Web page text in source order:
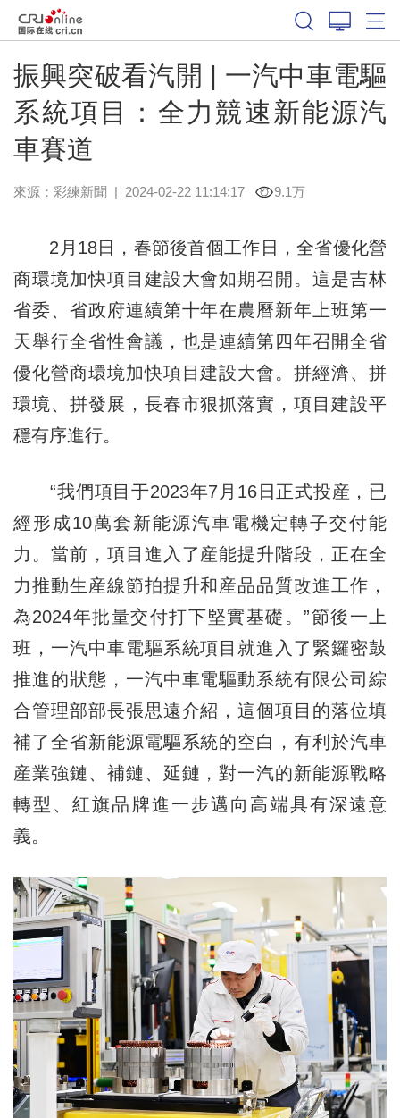
振興突破看汽開 | 一汽中車電驅
系統項目：全力競速新能源汽
車賽道
來源： 彩練新聞 | 2024-02-22 11:14:17 9.1万
2月18日，春節後首個工作日，全省優化營
商環境加快項目建設大會如期召開。這是吉林
省委、省政府連續第十年在農曆新年上班第一
天舉行全省性會議，也是連續第四年召開全省
優化營商環境加快項目建設大會。拼經濟、拼
環境、拼發展，長春市狠抓落實，項目建設平
穩有序進行。
“我們項目于2023年7月16日正式投産，已
經形成10萬套新能源汽車電機定轉子交付能
力。當前，項目進入了産能提升階段，正在全
力推動生産線節拍提升和産品品質改進工作，
為2024年批量交付打下堅實基礎。”節後一上
班，一汽中車電驅系統項目就進入了緊鑼密鼓
推進的狀態，一汽中車電驅動系統有限公司綜
合管理部部長張思遠介紹，這個項目的落位填
補了全省新能源電驅系統的空白，有利於汽車
産業強鏈、補鏈、延鏈，對一汽的新能源戰略
轉型、紅旗品牌進一步邁向高端具有深遠意
義。